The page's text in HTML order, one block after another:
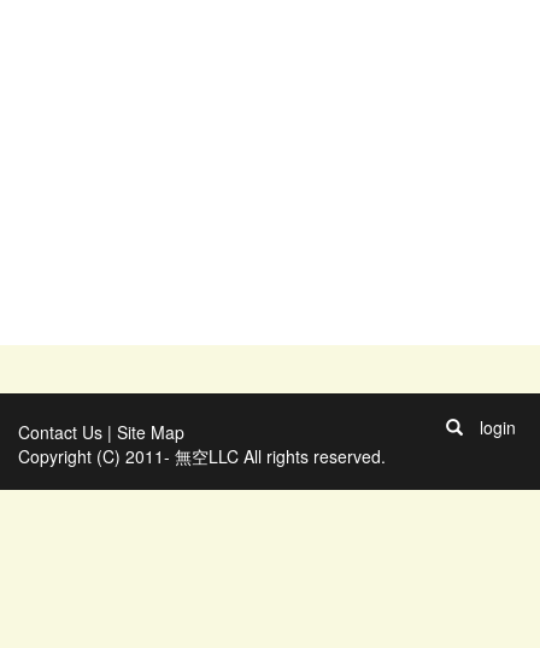
Contact Us | Site Map
Copyright (C) 2011- 無空LLC All rights reserved.
login